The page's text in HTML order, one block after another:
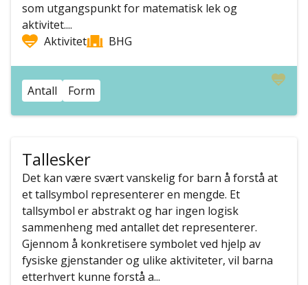
som utgangspunkt for matematisk lek og
aktivitet....
Aktivitet
BHG
Antall Form
Tallesker
Det kan være svært vanskelig for barn å forstå at
et tallsymbol representerer en mengde. Et
tallsymbol er abstrakt og har ingen logisk
sammenheng med antallet det representerer.
Gjennom å konkretisere symbolet ved hjelp av
fysiske gjenstander og ulike aktiviteter, vil barna
etterhvert kunne forstå a...